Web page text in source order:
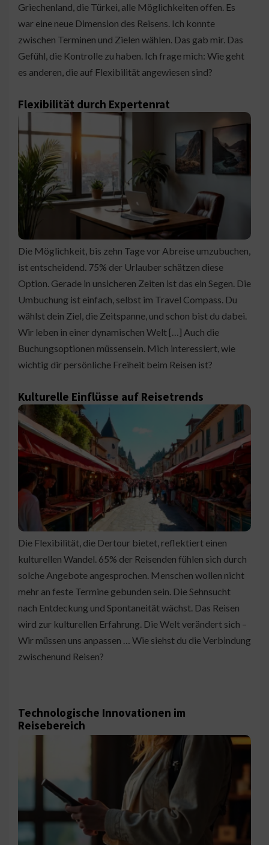
Griechenland, die Türkei, alle Möglichkeiten offen. Es
war eine neue Dimension des Reisens. Ich konnte
zwischen Terminen und Zielen wählen. Das gab mir. Das
Gefühl, die Kontrolle zu haben. Ich frage mich: Wie geht
es anderen, die auf Flexibilität angewiesen sind?
Flexibilität durch Expertenrat
Die Möglichkeit, bis zehn Tage vor Abreise umzubuchen,
ist entscheidend. 75% der Urlauber schätzen diese
Option. Gerade in unsicheren Zeiten ist das ein Segen. Die
Umbuchung ist einfach, selbst im Travel Compass. Du
wählst dein Ziel, die Zeitspanne, und schon bist du dabei.
Wir leben in einer dynamischen Welt […] Auch die
Buchungsoptionen müssensein. Mich interessiert, wie
wichtig dir persönliche Freiheit beim Reisen ist?
Kulturelle Einflüsse auf Reisetrends
Die Flexibilität, die Dertour bietet, reflektiert einen
kulturellen Wandel. 65% der Reisenden fühlen sich durch
solche Angebote angesprochen. Menschen wollen nicht
mehr an feste Termine gebunden sein. Die Sehnsucht
nach Entdeckung und Spontaneität wächst. Das Reisen
wird zur kulturellen Erfahrung. Die Welt verändert sich –
Wir müssen uns anpassen … Wie siehst du die Verbindung
zwischenund Reisen?
Technologische Innovationen im
Reisebereich